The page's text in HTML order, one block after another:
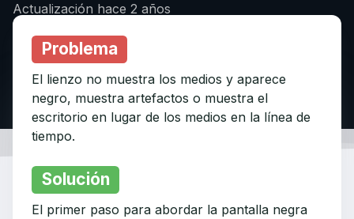
Actualización hace 2 años
Problema
El lienzo no muestra los medios y aparece
negro, muestra artefactos o muestra el
escritorio en lugar de los medios en la línea de
tiempo.
Solución
El primer paso para abordar la pantalla negra